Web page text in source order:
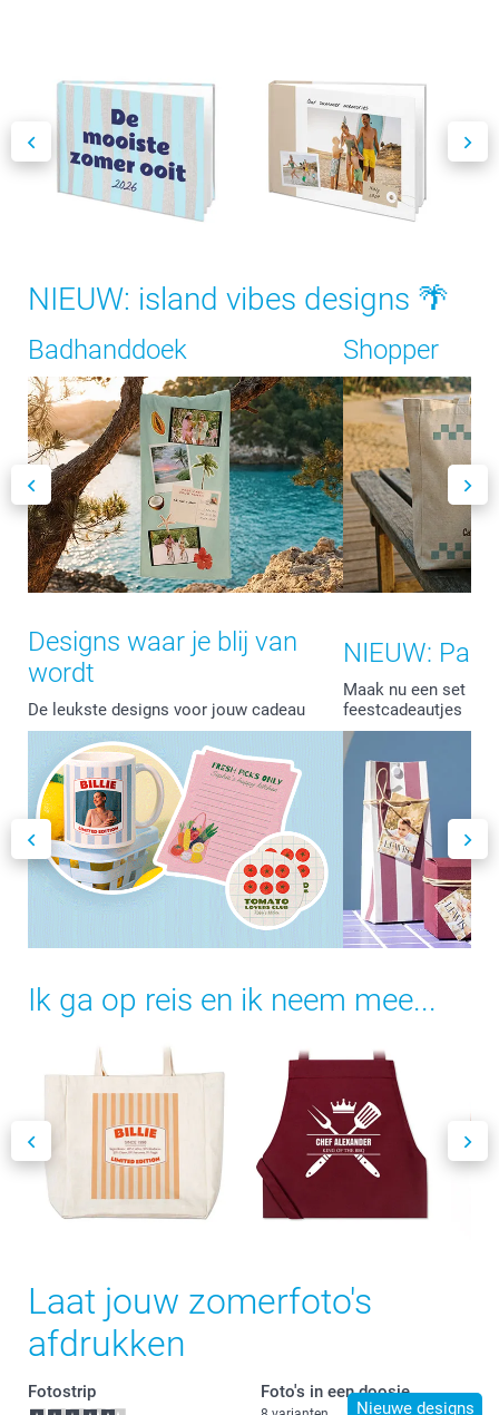
NIEUW: island vibes designs 🌴
Badhanddoek Shopper
Designs waar je blij van
wordt
De leukste designs voor jouw cadeau
NIEUW:
Maak nu een set
feestcadeautjes
Ik ga op reis en ik neem mee...
Laat jouw zomerfoto's
afdrukken
Fotostrip
Nieuwe designs
Foto's in een doosje